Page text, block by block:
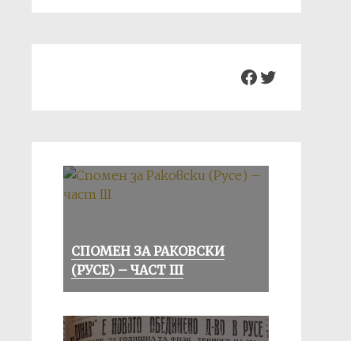
Facebook
Twitter
СПОМЕН ЗА РАКОВСКИ
(РУСЕ) – ЧАСТ III